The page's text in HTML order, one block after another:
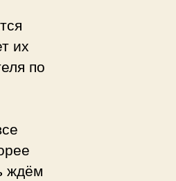
их
по
ждём